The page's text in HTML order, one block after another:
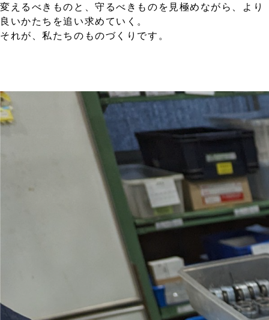
変えるべきものと、守るべきものを見極めながら、より
良いかたちを追い求めていく。
それが、私たちのものづくりです。